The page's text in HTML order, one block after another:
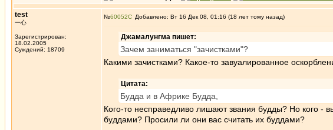
test
一心
Зарегистрирован:
18.02.2005
Суждений: 18709
№60052 Добавлено: Вт 16 Дек 08, 01:16 (18 лет тому назад)
Джамалунгма пишет:
Зачем заниматься "зачистками"?
Какими зачистками? Какое-то завуалированное
Цитата:
Будда и в Африке Будда,
Кого-то несправедливо лишают звания будды? Но кого -
буддами? Просили ли они вас считать их буддами?